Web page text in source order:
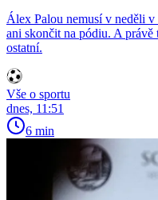
Álex Palou nemusí v neděli
ani skončit na pódiu. A
ostatní.
Vše o sportu
dnes, 11:51
6 min